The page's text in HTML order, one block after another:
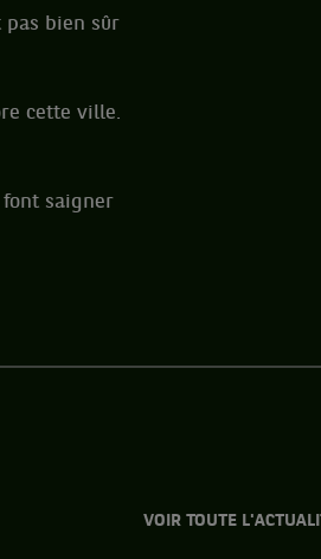
pas bien sûr
cette ville.
font saigner
VOIR TOUTE